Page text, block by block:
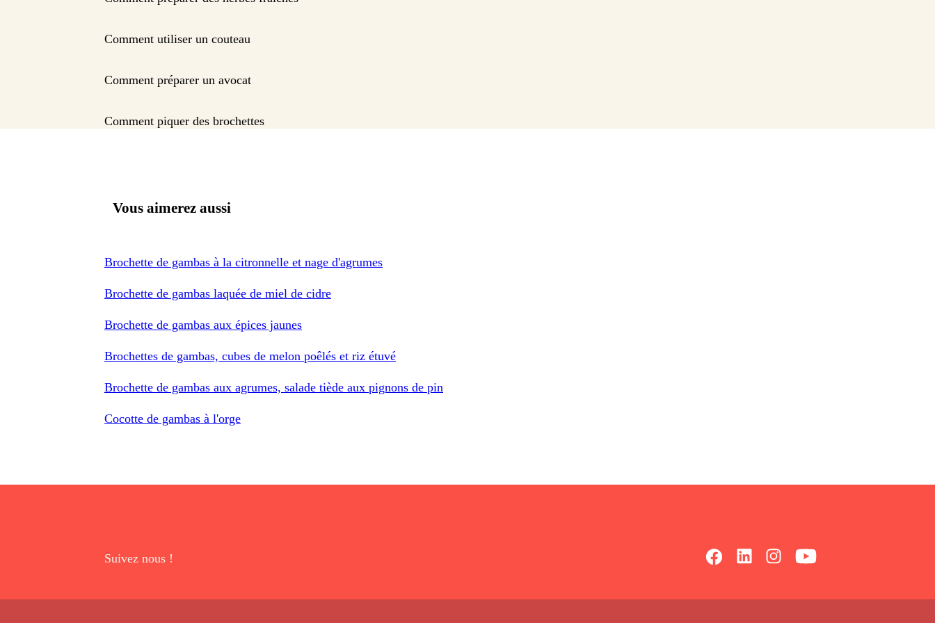
Comment utiliser un couteau
Comment préparer un avocat
Comment piquer des brochettes
Vous aimerez aussi
Brochette de gambas à la citronnelle et nage d'agrumes
Brochette de gambas laquée de miel de cidre
Brochette de gambas aux épices jaunes
Brochettes de gambas, cubes de melon poêlés et riz étuvé
Brochette de gambas aux agrumes, salade tiède aux pignons de pin
Cocotte de gambas à l'orge
Suivez nous !